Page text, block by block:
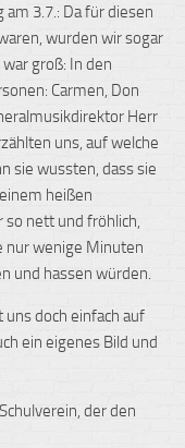
3.7.: Da für diesen
wurden wir sogar
groß: In den
Carmen, Don
Herr
uns, auf welche
sie wussten, dass sie
heißen
so nett und fröhlich,
nur wenige Minuten
und hassen würden.
doch einfach auf
ein eigenes Bild und
der den